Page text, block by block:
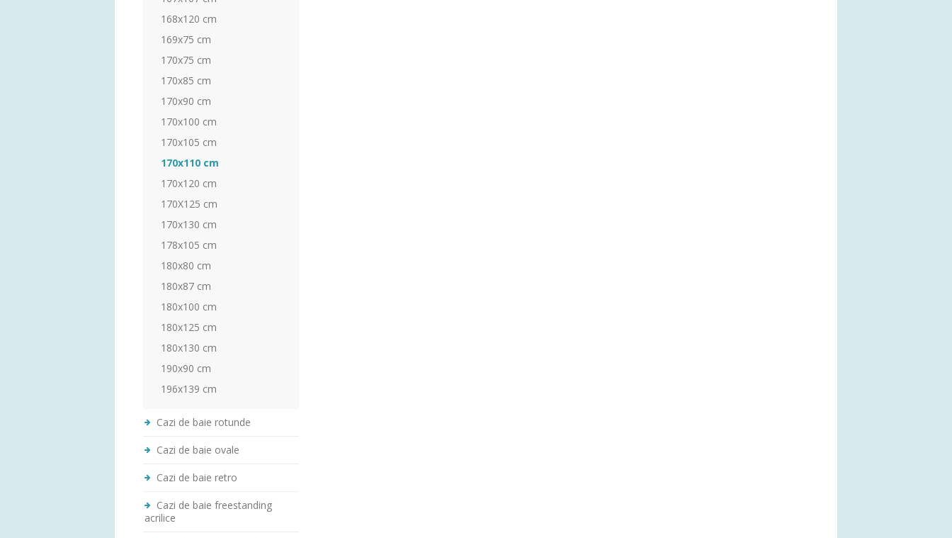
168x120 cm
169x75 cm
170x75 cm
170x85 cm
170x90 cm
170x100 cm
170x105 cm
170x110 cm
170x120 cm
170X125 cm
170x130 cm
178x105 cm
180x80 cm
180x87 cm
180x100 cm
180x125 cm
180x130 cm
190x90 cm
196x139 cm
Cazi de baie rotunde
Cazi de baie ovale
Cazi de baie retro
Cazi de baie freestanding
acrilice